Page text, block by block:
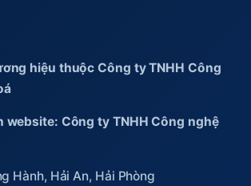
hiệu thuộc Công ty TNHH Công
website: Công ty TNHH Công nghệ
Hành, Hải An, Hải Phòng